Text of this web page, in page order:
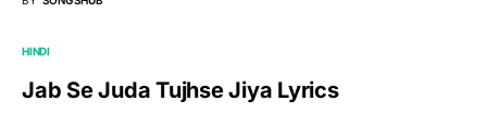
HINDI
Jab Se Juda Tujhse Jiya Lyrics